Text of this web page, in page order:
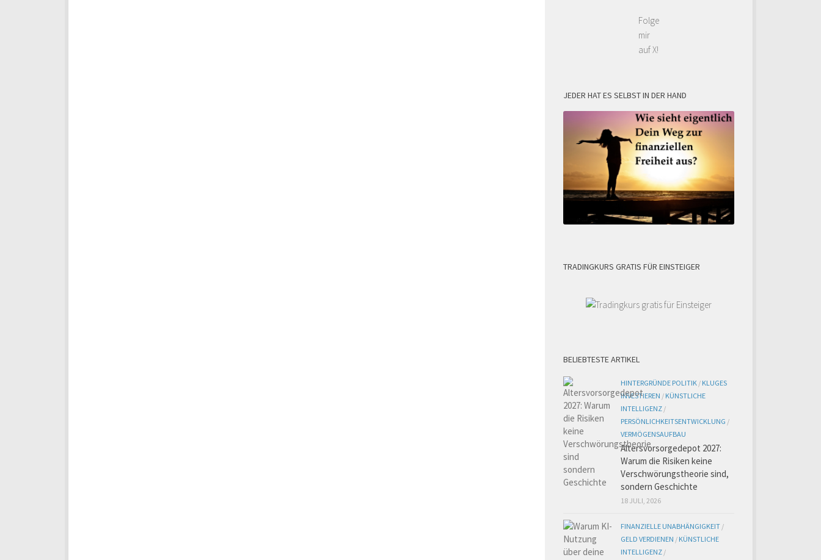
Folge
mir
auf X!
JEDER HAT ES SELBST IN DER HAND
TRADINGKURS GRATIS FÜR EINSTEIGER
BELIEBTESTE ARTIKEL
HINTERGRÜNDE POLITIK / KLUGES
INVESTIEREN / KÜNSTLICHE
INTELLIGENZ /
PERSÖNLICHKEITSENTWICKLUNG /
VERMÖGENSAUFBAU
Altersvorsorgedepot 2027:
Warum die Risiken keine
Verschwörungstheorie sind,
sondern Geschichte
18 JULI, 2026
FINANZIELLE UNABHÄNGIGKEIT /
GELD VERDIENEN / KÜNSTLICHE
INTELLIGENZ /